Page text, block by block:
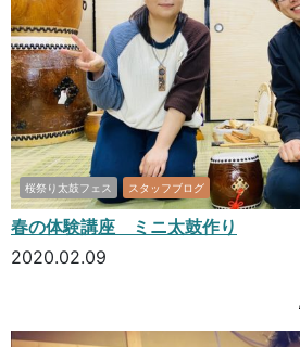
桜祭り太鼓フェス スタッフブログ
春の体験講座 ミニ太鼓作り
2020.02.09